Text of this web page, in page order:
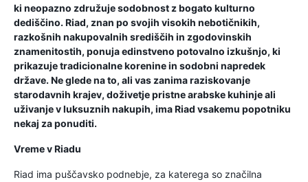
ki neopazno združuje sodobnost z bogato kulturno
dediščino. Riad, znan po svojih visokih nebotičnikih,
razkošnih nakupovalnih središčih in zgodovinskih
znamenitostih, ponuja edinstveno potovalno izkušnjo, ki
prikazuje tradicionalne korenine in sodobni napredek
države. Ne glede na to, ali vas zanima raziskovanje
starodavnih krajev, doživetje pristne arabske kuhinje ali
uživanje v luksuznih nakupih, ima Riad vsakemu popotniku
nekaj za ponuditi.
Vreme v Riadu
Riad ima puščavsko podnebje, za katerega so značilna